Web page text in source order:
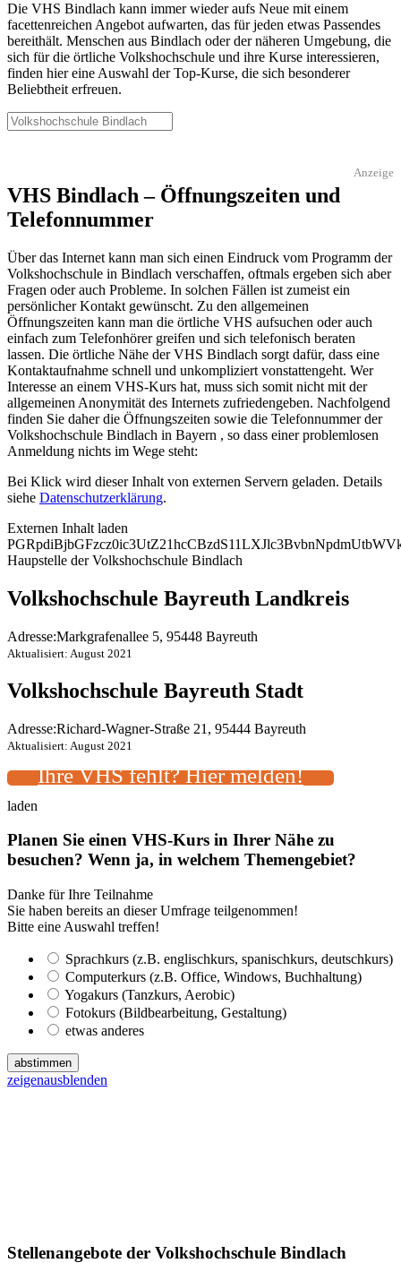
Die VHS Bindlach kann immer wieder aufs Neue mit einem
facettenreichen Angebot aufwarten, das für jeden etwas Passendes
bereithält. Menschen aus Bindlach oder der näheren Umgebung, die
sich für die örtliche Volkshochschule und ihre Kurse interessieren,
finden hier eine Auswahl der Top-Kurse, die sich besonderer
Beliebtheit erfreuen.
Anzeige
VHS Bindlach – Öffnungszeiten und
Telefonnummer
Über das Internet kann man sich einen Eindruck vom Programm der
Volkshochschule in Bindlach verschaffen, oftmals ergeben sich aber
Fragen oder auch Probleme. In solchen Fällen ist zumeist ein
persönlicher Kontakt gewünscht. Zu den allgemeinen
Öffnungszeiten kann man die örtliche VHS aufsuchen oder auch
einfach zum Telefonhörer greifen und sich telefonisch beraten
lassen. Die örtliche Nähe der VHS Bindlach sorgt dafür, dass eine
Kontaktaufnahme schnell und unkompliziert vonstattengeht. Wer
Interesse an einem VHS-Kurs hat, muss sich somit nicht mit der
allgemeinen Anonymität des Internets zufriedengeben. Nachfolgend
finden Sie daher die Öffnungszeiten sowie die Telefonnummer der
Volkshochschule Bindlach in Bayern , so dass einer problemlosen
Anmeldung nichts im Wege steht:
Bei Klick wird dieser Inhalt von externen Servern geladen. Details
siehe Datenschutzerklärung.
Externen Inhalt laden
Haupstelle der Volkshochschule Bindlach
Volkshochschule Bayreuth Landkreis
Adresse:Markgrafenallee 5, 95448 Bayreuth
Aktualisiert: August 2021
Volkshochschule Bayreuth Stadt
Adresse:Richard-Wagner-Straße 21, 95444 Bayreuth
Aktualisiert: August 2021
Ihre VHS fehlt? Hier melden!
laden
Planen Sie einen VHS-Kurs in Ihrer Nähe zu
besuchen? Wenn ja, in welchem Themengebiet?
Danke für Ihre Teilnahme
Sie haben bereits an dieser Umfrage teilgenommen!
Bitte eine Auswahl treffen!
Sprachkurs (z.B. englischkurs, spanischkurs, deutschkurs)
Computerkurs (z.B. Office, Windows, Buchhaltung)
Yogakurs (Tanzkurs, Aerobic)
Fotokurs (Bildbearbeitung, Gestaltung)
etwas anderes
abstimmen
zeigenausblenden
Stellenangebote der Volkshochschule Bindlach